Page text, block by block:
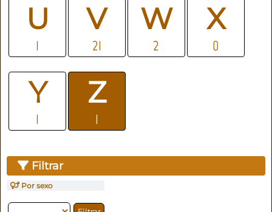
U
1
V
21
W
2
X
0
Y
1
Z
1
Filtrar
Por sexo